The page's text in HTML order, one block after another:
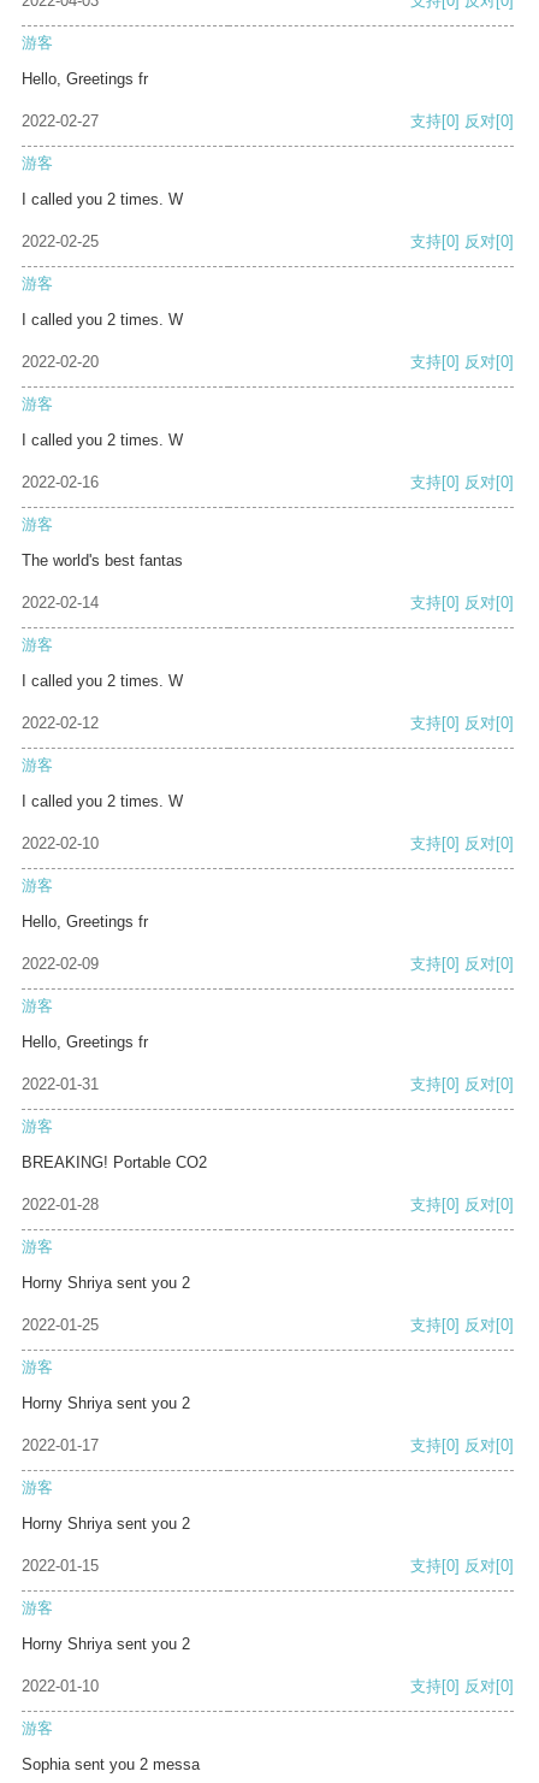
游客
Hello, Greetings fr
2022-02-27 支持[0] 反对[0]
游客
I called you 2 times. W
2022-02-25 支持[0] 反对[0]
游客
I called you 2 times. W
2022-02-20 支持[0] 反对[0]
游客
I called you 2 times. W
2022-02-16 支持[0] 反对[0]
游客
The world's best fantas
2022-02-14 支持[0] 反对[0]
游客
I called you 2 times. W
2022-02-12 支持[0] 反对[0]
游客
I called you 2 times. W
2022-02-10 支持[0] 反对[0]
游客
Hello, Greetings fr
2022-02-09 支持[0] 反对[0]
游客
Hello, Greetings fr
2022-01-31 支持[0] 反对[0]
游客
BREAKING! Portable CO2
2022-01-28 支持[0] 反对[0]
游客
Horny Shriya sent you 2
2022-01-25 支持[0] 反对[0]
游客
Horny Shriya sent you 2
2022-01-17 支持[0] 反对[0]
游客
Horny Shriya sent you 2
2022-01-15 支持[0] 反对[0]
游客
Horny Shriya sent you 2
2022-01-10 支持[0] 反对[0]
游客
Sophia sent you 2 messa